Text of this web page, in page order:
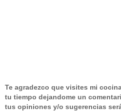
Te agradezco que visites mi
tu tiempo dejandome un
tus opiniones y/o sugerencias